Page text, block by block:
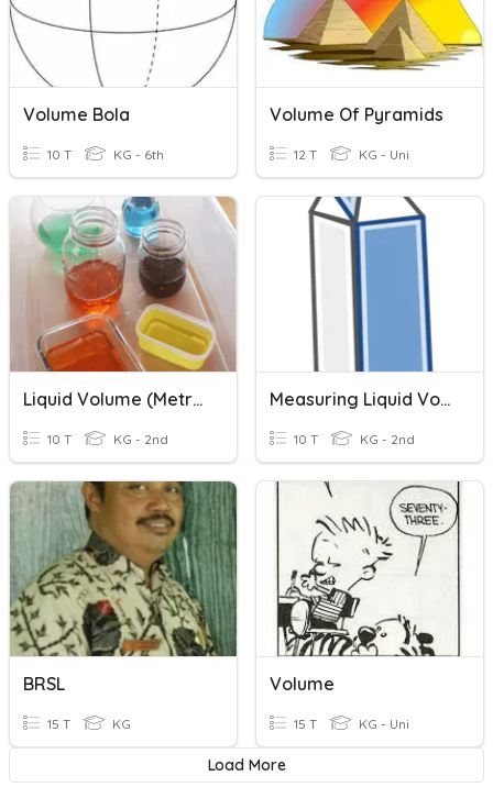
Volume Bola
10 T KG - 6th
Volume Of Pyramids
12 T KG - Uni
Liquid Volume (metric)
10 T KG - 2nd
Measuring Liquid Volume
10 T KG - 2nd
BRSL
15 T KG
Volume
15 T KG - Uni
Load More